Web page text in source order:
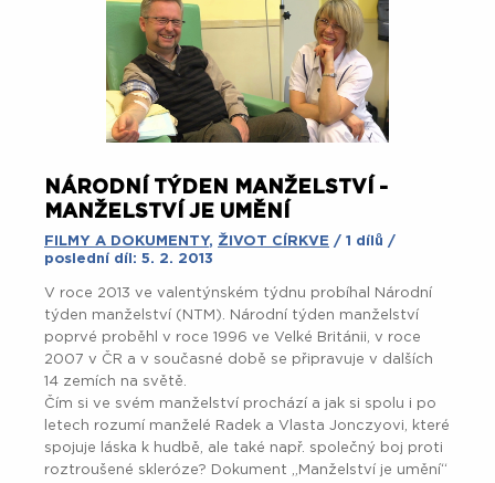
NÁRODNÍ TÝDEN MANŽELSTVÍ -
MANŽELSTVÍ JE UMĚNÍ
FILMY A DOKUMENTY, ŽIVOT CÍRKVE / 1 dílů /
poslední díl: 5. 2. 2013
V roce 2013 ve valentýnském týdnu probíhal Národní
týden manželství (NTM). Národní týden manželství
poprvé proběhl v roce 1996 ve Velké Británii, v roce
2007 v ČR a v současné době se připravuje v dalších
14 zemích na světě.
Čím si ve svém manželství prochází a jak si spolu i po
letech rozumí manželé Radek a Vlasta Jonczyovi, které
spojuje láska k hudbě, ale také např. společný boj proti
roztroušené skleróze? Dokument „Manželství je umění“